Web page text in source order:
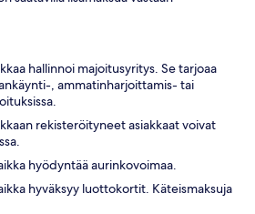
hallinnoi majoitusyritys. Se tarjoaa
, ammatinharjoittamis- tai
rekisteröityneet asiakkaat voivat
hyödyntää aurinkovoimaa.
hyväksyy luottokortit. Käteismaksuja